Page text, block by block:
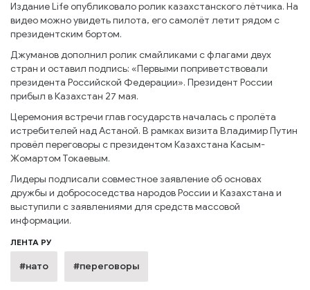
Издание Life опубликовало ролик казахстанского лётчика. На
видео можно увидеть пилота, его самолёт летит рядом с
президентским бортом.
Джуманов дополнил ролик смайликами с флагами двух
стран и оставил подпись: «Первыми поприветствовали
президента Российской Федерации». Президент России
прибыл в Казахстан 27 мая.
Церемония встречи глав государств началась с пролёта
истребителей над Астаной. В рамках визита Владимир Путин
провёл переговоры с президентом Казахстана Касым-
Жомартом Токаевым.
Лидеры подписали совместное заявление об основах
дружбы и добрососедства народов России и Казахстана и
выступили с заявлениями для средств массовой
информации.
ЛЕНТА РУ
#нато #переговоры